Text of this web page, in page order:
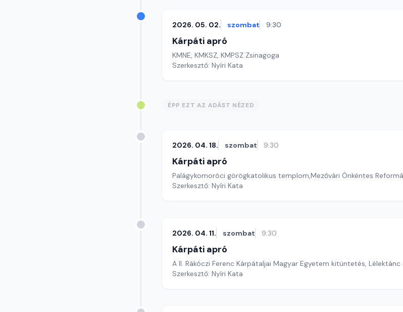
2026. 05. 02. szombat 9:30
Kárpáti apró
KMNE, KMKSZ, KMPSZ Zsinagoga
Szerkesztő: Nyíri Kata
ÉPP EZT AZ ADÁST NÉZED
2026. 04. 18. szombat 9:30
Kárpáti apró
Palágykomoróci görögkatolikus templom,Mezővári Önkéntes
Szerkesztő: Nyíri Kata
2026. 04. 11. szombat 9:30
Kárpáti apró
A II. Rákóczi Ferenc Kárpátaljai Magyar Egyetem kitüntetés, Lélektánc
Szerkesztő: Nyíri Kata